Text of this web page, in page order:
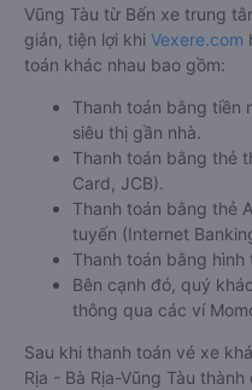
Vũng Tàu từ Bến xe trung
giản, tiện lợi khi Vexere.com
toán khác nhau bao gồm:
Thanh toán bằng tiền
siêu thị gần nhà.
Thanh toán bằng thẻ
Card, JCB).
Thanh toán bằng thẻ
tuyến (Internet
Thanh toán bằng
Bên cạnh đó, quý
thông qua các ví
Sau khi thanh toán vé xe
Rịa - Bà Rịa-Vũng Tàu